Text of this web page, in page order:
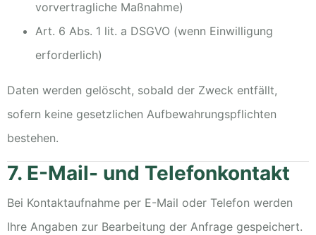
vorvertragliche Maßnahme)
Art. 6 Abs. 1 lit. a DSGVO (wenn Einwilligung
erforderlich)
Daten werden gelöscht, sobald der Zweck entfällt,
sofern keine gesetzlichen Aufbewahrungspflichten
bestehen.
7. E-Mail- und Telefonkontakt
Bei Kontaktaufnahme per E-Mail oder Telefon werden
Ihre Angaben zur Bearbeitung der Anfrage gespeichert.